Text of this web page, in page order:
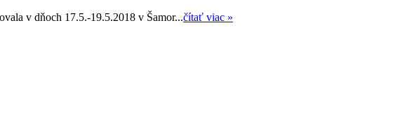
v dňoch 17.5.-19.5.2018 v Šamor...čítať viac »